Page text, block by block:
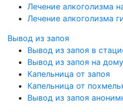
Лечение алкоголизма
Лечение алкоголизма
Вывод из запоя
Вывод из запоя в
Вывод из запоя на дому
Капельница от запоя
Капельница от
Вывод из запоя